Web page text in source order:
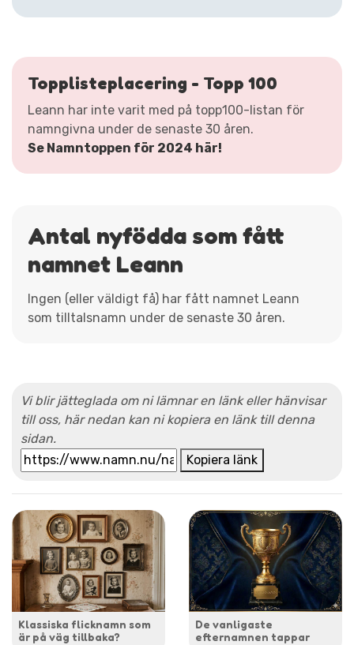
Topplisteplacering - Topp 100
Leann har inte varit med på topp100-listan för
namngivna under de senaste 30 åren.
Se Namntoppen för 2024 här!
Antal nyfödda som fått
namnet Leann
Ingen (eller väldigt få) har fått namnet Leann
som tilltalsnamn under de senaste 30 åren.
Vi blir jätteglada om ni lämnar en länk eller hänvisar
till oss, här nedan kan ni kopiera en länk till denna
sidan.
Kopiera länk
Klassiska flicknamn som
är på väg tillbaka?
De vanligaste
efternamnen tappar